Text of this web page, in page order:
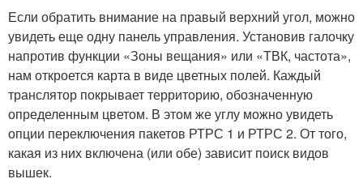
Если обратить внимание на правый верхний угол, можно
увидеть еще одну панель управления. Установив галочку
напротив функции «Зоны вещания» или «ТВК, частота»,
нам откроется карта в виде цветных полей. Каждый
транслятор покрывает территорию, обозначенную
определенным цветом. В этом же углу можно увидеть
опции переключения пакетов РТРС 1 и РТРС 2. От того,
какая из них включена (или обе) зависит поиск видов
вышек.